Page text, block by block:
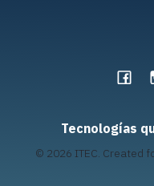
Tecnologías
© 2026 ITEC. Created